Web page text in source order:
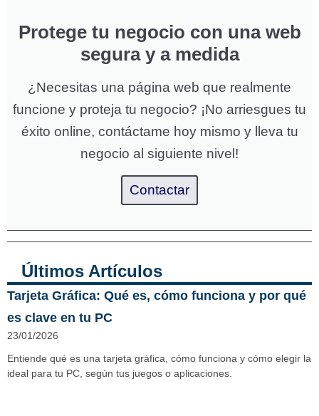
Protege tu negocio con una web
segura y a medida
¿Necesitas una página web que realmente
funcione y proteja tu negocio? ¡No arriesgues tu
éxito online, contáctame hoy mismo y lleva tu
negocio al siguiente nivel!
Contactar
Últimos Artículos
Tarjeta Gráfica: Qué es, cómo funciona y por qué
es clave en tu PC
23/01/2026
Entiende qué es una tarjeta gráfica, cómo funciona y cómo elegir la
ideal para tu PC, según tus juegos o aplicaciones.